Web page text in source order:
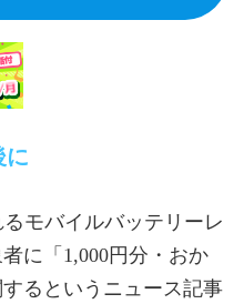
に
るモバイルバッテリーレ
に「1,000円分・おか
るというニュース記事